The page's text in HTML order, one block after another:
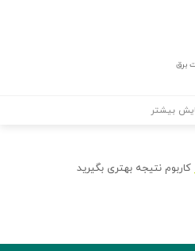
برق
بیشتر
کاربوم نتیجه بهتری بگیرید